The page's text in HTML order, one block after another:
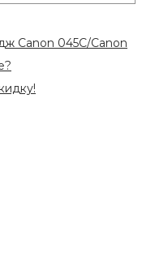
Canon 045C/Canon